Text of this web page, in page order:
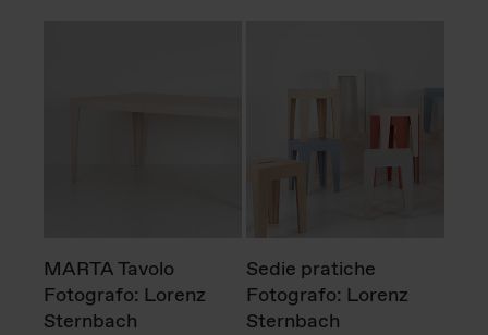
MARTA Tavolo
Fotografo: Lorenz
Sternbach
Sedie pratiche
Fotografo: Lorenz
Sternbach